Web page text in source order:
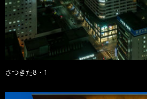
さつきた8・1